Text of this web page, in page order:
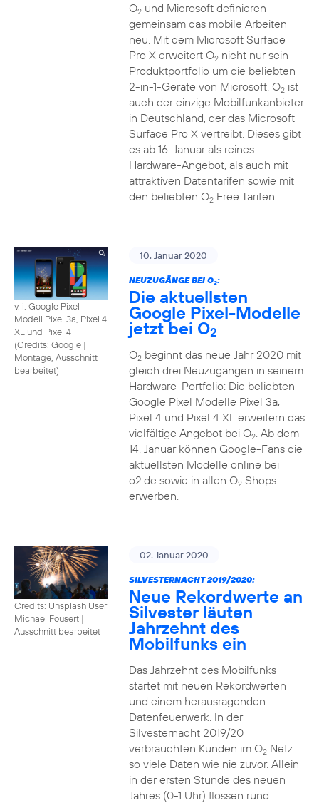
O2und Microsoft definieren
gemeinsam das mobile Arbeiten
neu. Mit dem Microsoft Surface
Pro X erweitert O2nicht nur sein
Produktportfolio um die beliebten
2-in-1-Geräte von Microsoft. O2ist
auch der einzige Mobilfunkanbieter
in Deutschland, der das Microsoft
Surface Pro X vertreibt. Dieses gibt
es ab 16. Januar als reines
Hardware-Angebot, als auch mit
attraktiven Datentarifen sowie mit
den beliebten O2Free Tarifen.
v.li. Google Pixel
Modell Pixel 3a, Pixel 4
XL und Pixel 4
(Credits: Google |
Montage, Ausschnitt
bearbeitet)
10. Januar 2020
NEUZUGÄNGE BEI O2:
Die aktuellsten
Google Pixel-Modelle
jetzt bei O2
O2beginnt das neue Jahr 2020 mit
gleich drei Neuzugängen in seinem
Hardware-Portfolio: Die beliebten
Google Pixel Modelle Pixel 3a,
Pixel 4 und Pixel 4 XL erweitern das
vielfältige Angebot bei O2. Ab dem
14. Januar können Google-Fans die
aktuellsten Modelle online bei
o2.de sowie in allen O2Shops
erwerben.
Credits: Unsplash User
Michael Fousert |
Ausschnitt bearbeitet
02. Januar 2020
SILVESTERNACHT 2019/2020:
Neue Rekordwerte an
Silvester läuten
Jahrzehnt des
Mobilfunks ein
Das Jahrzehnt des Mobilfunks
startet mit neuen Rekordwerten
und einem herausragenden
Datenfeuerwerk. In der
Silvesternacht 2019/20
verbrauchten Kunden im O2Netz
so viele Daten wie nie zuvor. Allein
in der ersten Stunde des neuen
Jahres (0-1 Uhr) flossen rund